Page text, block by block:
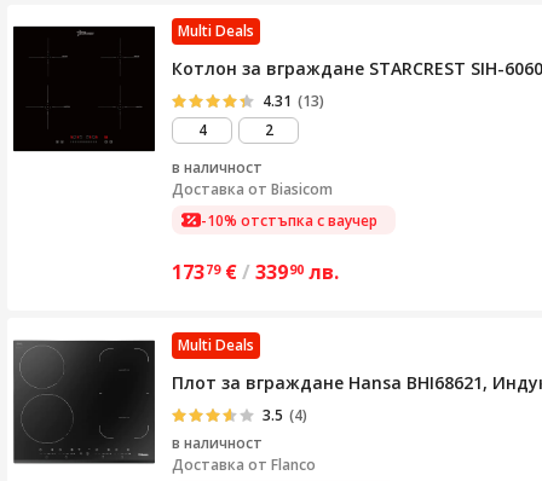
Multi Deals
Котлон за вграждане STARCREST SIH-
4.31 (13)
4
2
в наличност
Доставка от Biasicom
-10% отстъпка с ваучер
17379 €/ 33990 лв.
Multi Deals
Плот за вграждане Hansa BHI68621,
3.5 (4)
в наличност
Доставка от Flanco